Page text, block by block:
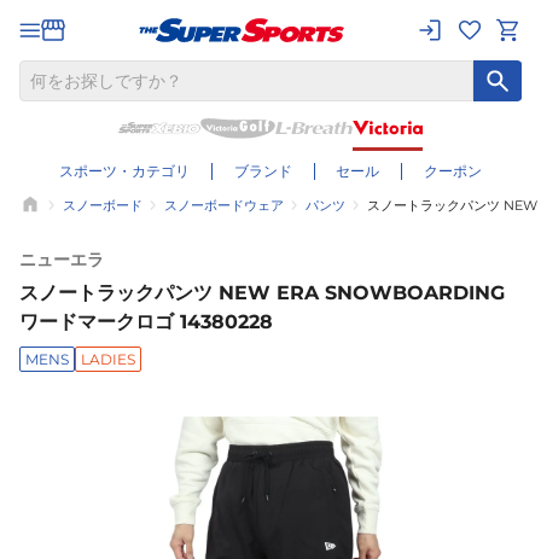
スポーツ・カテゴリ ブランド セール クーポン
スノーボード スノーボードウェア パンツ スノートラックパンツ
ニューエラ
スノートラックパンツ NEW ERA SNOWBOARDING
ワードマークロゴ 14380228
MENS LADIES